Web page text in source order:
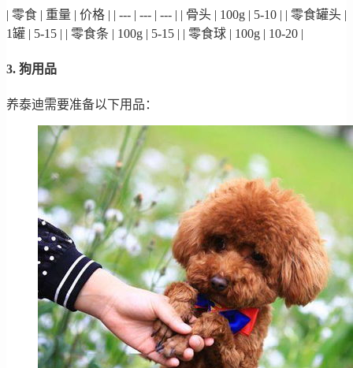
| 零食 | 重量 | 价格 | | --- | --- | --- | | 骨头 | 100g | 5-10 | | 零食罐头 |
1罐 | 5-15 | | 零食条 | 100g | 5-15 | | 零食球 | 100g | 10-20 |
3. 狗用品
养泰迪需要准备以下用品：